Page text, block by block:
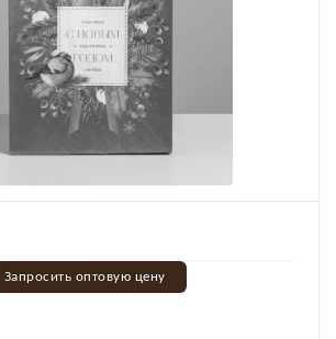
Запросить оптовую цену